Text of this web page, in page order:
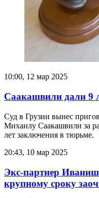
10:00, 12 мар 2025
Саакашвили дали 9
Суд в Грузии вынес
Михаилу Саакашвили за
лет заключения в тюрьме.
20:43, 10 мар 2025
Экс-партнер
крупному сроку